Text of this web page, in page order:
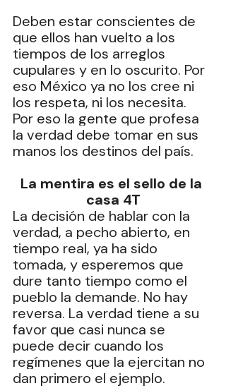
Deben estar conscientes de
que ellos han vuelto a los
tiempos de los arreglos
cupulares y en lo oscurito. Por
eso México ya no los cree ni
los respeta, ni los necesita.
Por eso la gente que profesa
la verdad debe tomar en sus
manos los destinos del país.
La mentira es el sello de la
casa 4T
La decisión de hablar con la
verdad, a pecho abierto, en
tiempo real, ya ha sido
tomada, y esperemos que
dure tanto tiempo como el
pueblo la demande. No hay
reversa. La verdad tiene a su
favor que casi nunca se
puede decir cuando los
regímenes que la ejercitan no
dan primero el ejemplo.